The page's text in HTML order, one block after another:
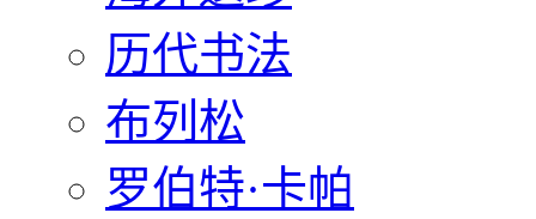
历代书法
布列松
罗伯特·卡帕